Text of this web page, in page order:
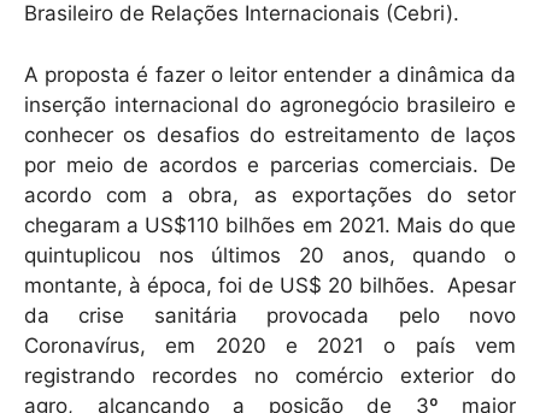
Brasileiro de Relações Internacionais (Cebri).
A proposta é fazer o leitor entender a dinâmica da
inserção internacional do agronegócio brasileiro e
conhecer os desafios do estreitamento de laços
por meio de acordos e parcerias comerciais. De
acordo com a obra, as exportações do setor
chegaram a US$110 bilhões em 2021. Mais do que
quintuplicou nos últimos 20 anos, quando o
montante, à época, foi de US$ 20 bilhões. Apesar
da crise sanitária provocada pelo novo
Coronavírus, em 2020 e 2021 o país vem
registrando recordes no comércio exterior do
agro, alcançando a posição de 3º maior